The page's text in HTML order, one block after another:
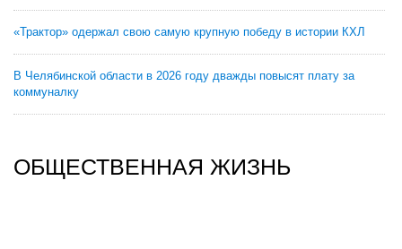
«Трактор» одержал свою самую крупную победу в истории КХЛ
В Челябинской области в 2026 году дважды повысят плату за
коммуналку
ОБЩЕСТВЕННАЯ ЖИЗНЬ